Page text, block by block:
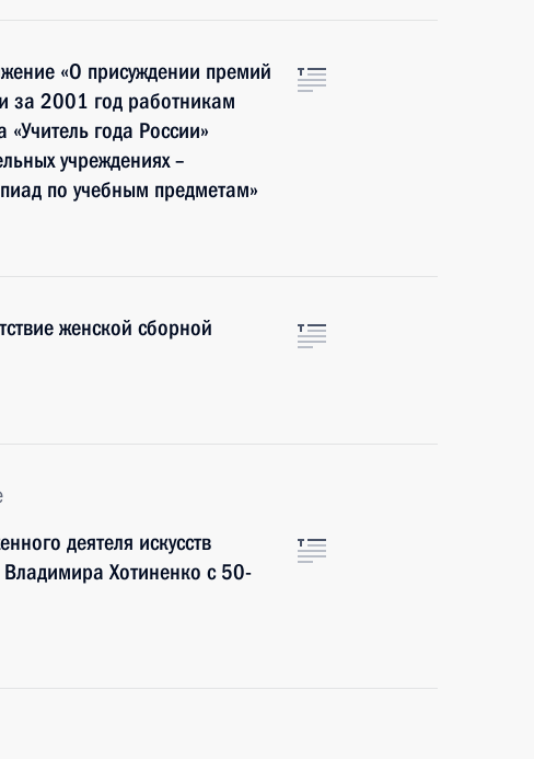
«О присуждении премий
за 2001 год работникам
года России»
учреждениях –
по учебным предметам»
женской сборной
деятеля искусств
Хотиненко с 50-